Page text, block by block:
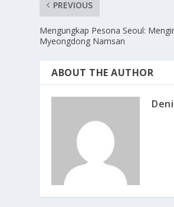
PREVIOUS
Mengungkap Pesona Seoul:
Myeongdong Namsan
ABOUT THE AUTHOR